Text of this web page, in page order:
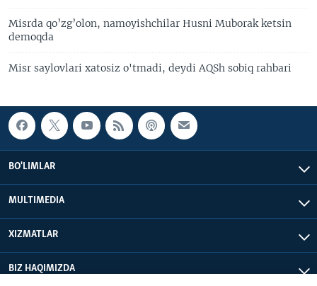
Misrda qo’zg’olon, namoyishchilar Husni Muborak ketsin
demoqda
Misr saylovlari xatosiz o'tmadi, deydi AQSh sobiq rahbari
BO'LIMLAR
MULTIMEDIA
XIZMATLAR
BIZ HAQIMIZDA